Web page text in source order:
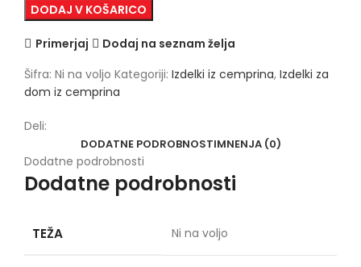
DODAJ V KOŠARICO
Primerjaj
Dodaj na seznam želja
Šifra: Ni na voljo Kategoriji: Izdelki iz cemprina, Izdelki za
dom iz cemprina
Deli:
DODATNE PODROBNOSTIMNENJA (0)
Dodatne podrobnosti
Dodatne podrobnosti
TEŽA Ni na voljo